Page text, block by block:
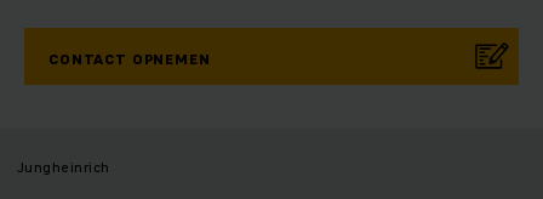
CONTACT OPNEMEN
Jungheinrich